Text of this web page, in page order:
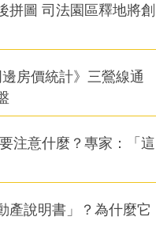
拼圖 司法園區釋地將創
房價統計》三鶯線通
注意什麼？專家：「這
產說明書」？為什麼它